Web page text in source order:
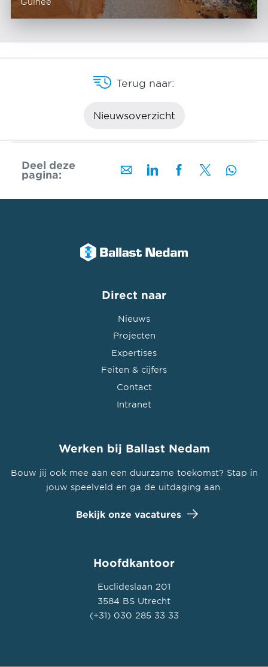
Terug naar:
Nieuwsoverzicht
Deel deze
pagina:
Direct naar
Nieuws
Projecten
Expertises
Feiten & cijfers
Contact
Intranet
Werken bij Ballast Nedam
Bouw jij ook mee aan een duurzame toekomst? Stap in
jouw speelveld en ga de uitdaging aan.
Bekijk onze vacatures
Hoofdkantoor
Euclideslaan 201
3584 BS Utrecht
(+31) 030 285 33 33